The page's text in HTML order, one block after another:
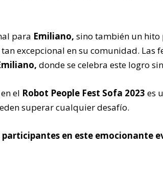
para Emiliano, sino también un hito
excepcional en su comunidad. Las
donde se celebra este logro
en el Robot People Fest Sofa 2023 es
superar cualquier desafío.
participantes en este emocionante